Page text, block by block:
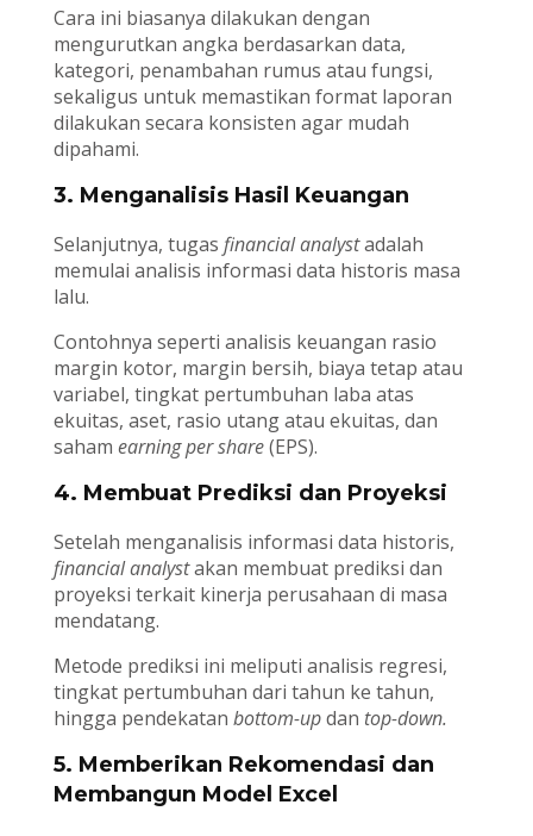
Cara ini biasanya dilakukan dengan
mengurutkan angka berdasarkan data,
kategori, penambahan rumus atau fungsi,
sekaligus untuk memastikan format laporan
dilakukan secara konsisten agar mudah
dipahami.
3. Menganalisis Hasil Keuangan
Selanjutnya, tugas financial analystadalah
memulai analisis informasi data historis masa
lalu.
Contohnya seperti analisis keuangan rasio
margin kotor, margin bersih, biaya tetap atau
variabel, tingkat pertumbuhan laba atas
ekuitas, aset, rasio utang atau ekuitas, dan
saham earning per share(EPS).
4. Membuat Prediksi dan Proyeksi
Setelah menganalisis informasi data historis,
financial analystakan membuat prediksi dan
proyeksi terkait kinerja perusahaan di masa
mendatang.
Metode prediksi ini meliputi analisis regresi,
tingkat pertumbuhan dari tahun ke tahun,
hingga pendekatan bottom-updan top-down.
5. Memberikan Rekomendasi dan
Membangun Model Excel